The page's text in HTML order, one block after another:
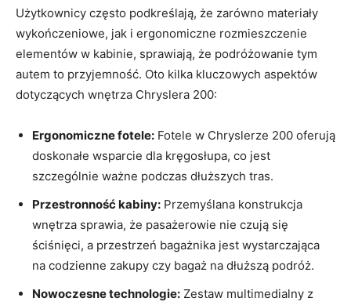
Użytkownicy często podkreślają, że zarówno materiały
wykończeniowe, jak i ergonomiczne rozmieszczenie
elementów w kabinie, sprawiają, że podróżowanie tym
autem to przyjemność. Oto kilka kluczowych aspektów
dotyczących wnętrza Chryslera 200:
Ergonomiczne fotele: Fotele w Chryslerze 200 oferują
doskonałe wsparcie dla kręgosłupa, co jest
szczególnie ważne podczas dłuższych tras.
Przestronność kabiny: Przemyślana konstrukcja
wnętrza sprawia, że pasażerowie nie czują się
ściśnięci, a przestrzeń bagażnika jest wystarczająca
na codzienne zakupy czy bagaż na dłuższą podróż.
Nowoczesne technologie: Zestaw multimedialny z